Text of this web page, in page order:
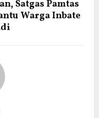
Satgas Pamtas
Warga Inbate